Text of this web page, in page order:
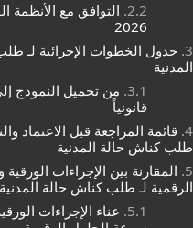
التوافق مع الأنظمة
2026
جدول الخطوات الإجرائية لـ
المدنية
من تحميل النموذج
قانونياً
قائمة المراجعة قبل الاعتماد
طلب كناش حالة المدنية
المقارنة بين الإجراءات الورقية
الرقمية لـ طلب كناش حالة المدنية
عناء الإجراءات